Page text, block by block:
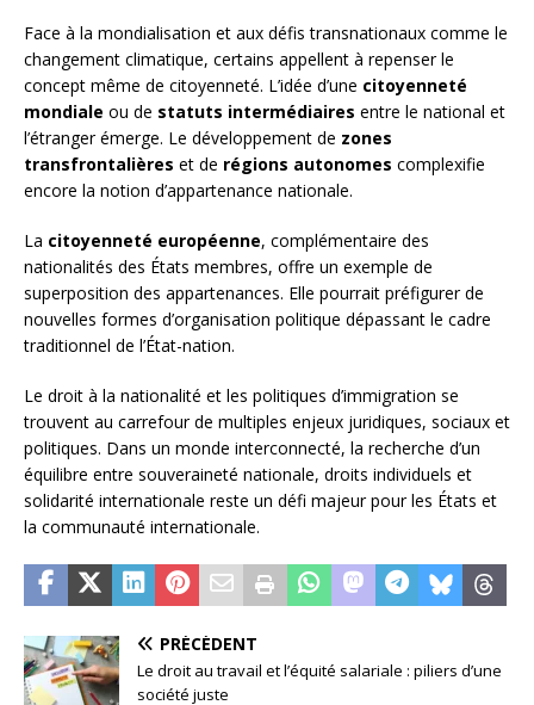
Face à la mondialisation et aux défis transnationaux comme le
changement climatique, certains appellent à repenser le
concept même de citoyenneté. L’idée d’une citoyenneté
mondiale ou de statuts intermédiaires entre le national et
l’étranger émerge. Le développement de zones
transfrontalières et de régions autonomes complexifie
encore la notion d’appartenance nationale.
La citoyenneté européenne, complémentaire des
nationalités des États membres, offre un exemple de
superposition des appartenances. Elle pourrait préfigurer de
nouvelles formes d’organisation politique dépassant le cadre
traditionnel de l’État-nation.
Le droit à la nationalité et les politiques d’immigration se
trouvent au carrefour de multiples enjeux juridiques, sociaux et
politiques. Dans un monde interconnecté, la recherche d’un
équilibre entre souveraineté nationale, droits individuels et
solidarité internationale reste un défi majeur pour les États et
la communauté internationale.
PRÉCÉDENT
Le droit au travail et l’équité salariale : piliers d’une
société juste